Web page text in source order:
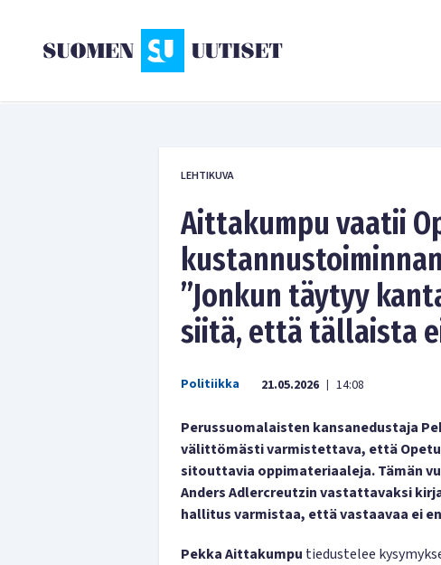
LEHTIKUVA
Aittakumpu vaatii
”Jonkun täytyy
siitä, että tällaista
Politiikka 21.05.2026 | 14:08
Perussuomalaisten kansanedustaja
välittömästi varmistettava, että
sitouttavia oppimateriaaleja. Tämän
Anders Adlercreutzin vastattavaksi
hallitus varmistaa, että vastaavaa ei
Pekka Aittakumpu tiedustelee